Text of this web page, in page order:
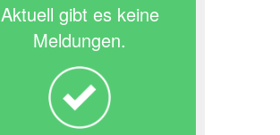
Aktuell gibt es keine
Meldungen.